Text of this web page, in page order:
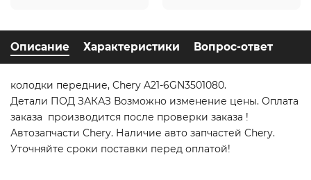
Описание Характеристики Вопрос-ответ
колодки передние, Chery A21-6GN3501080.
Детали ПОД ЗАКАЗ Возможно изменение цены. Оплата
заказа производится после проверки заказа !
Автозапчасти Chery. Наличие авто запчастей Chery.
Уточняйте сроки поставки перед оплатой!